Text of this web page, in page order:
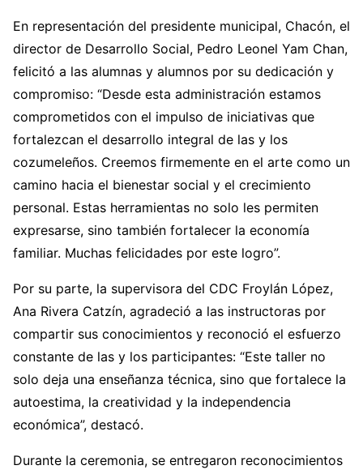
En representación del presidente municipal, Chacón, el
director de Desarrollo Social, Pedro Leonel Yam Chan,
felicitó a las alumnas y alumnos por su dedicación y
compromiso: “Desde esta administración estamos
comprometidos con el impulso de iniciativas que
fortalezcan el desarrollo integral de las y los
cozumeleños. Creemos firmemente en el arte como un
camino hacia el bienestar social y el crecimiento
personal. Estas herramientas no solo les permiten
expresarse, sino también fortalecer la economía
familiar. Muchas felicidades por este logro”.
Por su parte, la supervisora del CDC Froylán López,
Ana Rivera Catzín, agradeció a las instructoras por
compartir sus conocimientos y reconoció el esfuerzo
constante de las y los participantes: “Este taller no
solo deja una enseñanza técnica, sino que fortalece la
autoestima, la creatividad y la independencia
económica”, destacó.
Durante la ceremonia, se entregaron reconocimientos